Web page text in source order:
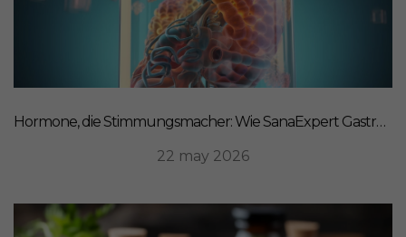
Hormone, die Stimmungsmacher: Wie SanaExpert Gastro Forte Ihre Darm-Hirn-Verbindung unterstützt
22 may 2026